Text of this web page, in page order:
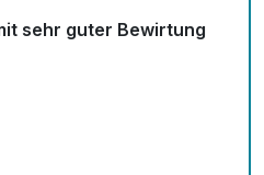
sehr guter Bewirtung